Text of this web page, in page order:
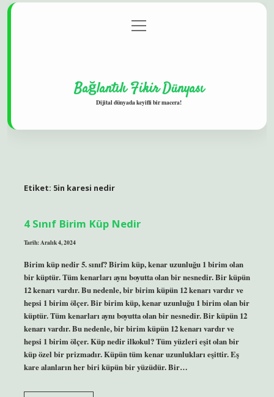
Gizlilik Politikası
menüyü
aç
Bağlantılı Fikir Dünyası
Dijital dünyada keyifli bir macera!
Etiket: 5in karesi nedir
4 Sınıf Birim Küp Nedir
Tarih: Aralık 4, 2024
Birim küp nedir 5. sınıf? Birim küp, kenar uzunluğu 1 birim olan
bir küptür. Tüm kenarları aynı boyutta olan bir nesnedir. Bir küpün
12 kenarı vardır. Bu nedenle, bir birim küpün 12 kenarı vardır ve
hepsi 1 birim ölçer. Bir birim küp, kenar uzunluğu 1 birim olan bir
küptür. Tüm kenarları aynı boyutta olan bir nesnedir. Bir küpün 12
kenarı vardır. Bu nedenle, bir birim küpün 12 kenarı vardır ve
hepsi 1 birim ölçer. Küp nedir ilkokul? Tüm yüzleri eşit olan bir
küp özel bir prizmadır. Küpün tüm kenar uzunlukları eşittir. Eş
kare alanların her biri küpün bir yüzüdür. Bir…